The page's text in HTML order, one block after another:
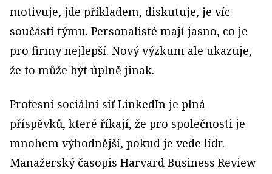
motivuje, jde příkladem, diskutuje, je víc
součástí týmu. Personalisté mají jasno, co je
pro firmy nejlepší. Nový výzkum ale ukazuje,
že to může být úplně jinak.
Profesní sociální síť LinkedIn je plná
příspěvků, které říkají, že pro společnosti je
mnohem výhodnější, pokud je vede lídr.
Manažerský časopis Harvard Business Review